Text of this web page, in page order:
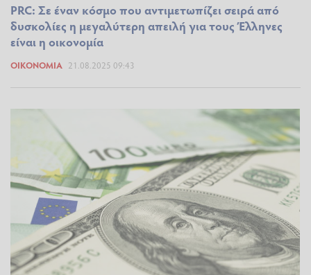
PRC: Σε έναν κόσμο που αντιμετωπίζει σειρά από
δυσκολίες η μεγαλύτερη απειλή για τους Έλληνες
είναι η οικονομία
ΟΙΚΟΝΟΜΊΑ 21.08.2025 09:43